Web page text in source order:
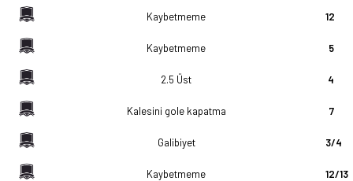
Kaybetmeme 12
Kaybetmeme 5
2.5 Üst 4
Kalesini gole kapatma 7
Galibiyet 3/4
Kaybetmeme 12/13